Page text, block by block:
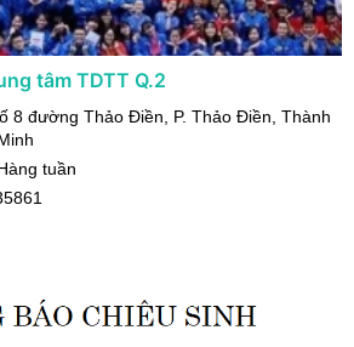
tâm TDTT Q.2
8 đường Thảo Điền, P. Thảo Điền Thành
tuần